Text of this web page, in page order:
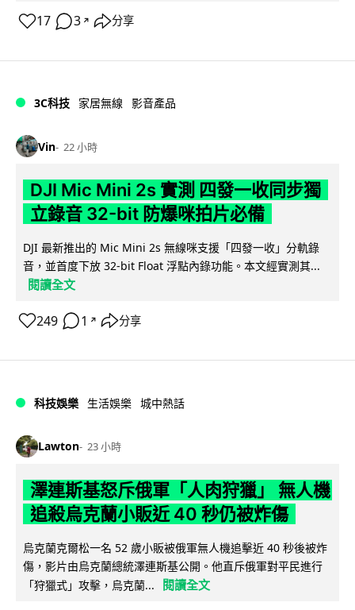
17 3 ↗ 分享
3C科技 家居無線 影音產品
Vin 22 小時
DJI Mic Mini 2s 實測 四發一收同步獨
立錄音 32-bit 防爆咪拍片必備
DJI 最新推出的 Mic Mini 2s 無線咪支援「四發一收」分軌錄
音，並首度下放 32-bit Float 浮點內錄功能。本文經實測其...
閱讀全文
249 1 ↗ 分享
科技娛樂 生活娛樂 城中熱話
Lawton 23 小時
澤連斯基怒斥俄軍「人肉狩獵」 無人機
追殺烏克蘭小販近 40 秒仍被炸傷
烏克蘭克爾松一名 52 歲小販被俄軍無人機追擊近 40 秒後被炸
傷，影片由烏克蘭總統澤連斯基公開。他直斥俄軍對平民進行
「狩獵式」攻擊，烏克蘭...
閱讀全文